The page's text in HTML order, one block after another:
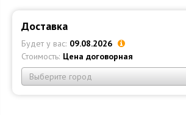
Доставка
Будет у вас: 09.08.2026
Стоимость: Цена договорная
Выберите город